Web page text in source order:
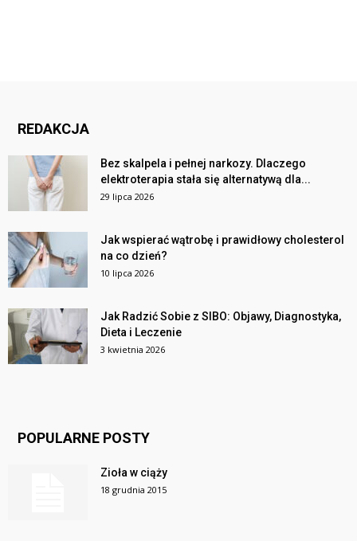
REDAKCJA
Bez skalpela i pełnej narkozy. Dlaczego
elektroterapia stała się alternatywą dla...
29 lipca 2026
Jak wspierać wątrobę i prawidłowy cholesterol
na co dzień?
10 lipca 2026
Jak Radzić Sobie z SIBO: Objawy, Diagnostyka,
Dieta i Leczenie
3 kwietnia 2026
POPULARNE POSTY
Zioła w ciąży
18 grudnia 2015